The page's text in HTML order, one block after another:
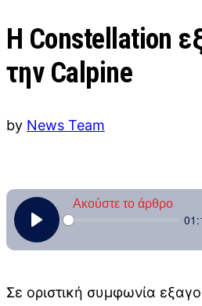
Η Constellation
την Calpine
by News Team
Σε οριστική συμφωνία